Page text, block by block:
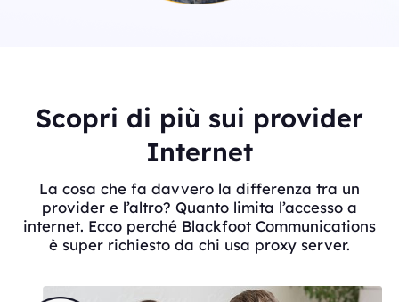
Scopri di più sui provider
Internet
La cosa che fa davvero la differenza tra un
provider e l’altro? Quanto limita l’accesso a
internet. Ecco perché Blackfoot Communications
è super richiesto da chi usa proxy server.